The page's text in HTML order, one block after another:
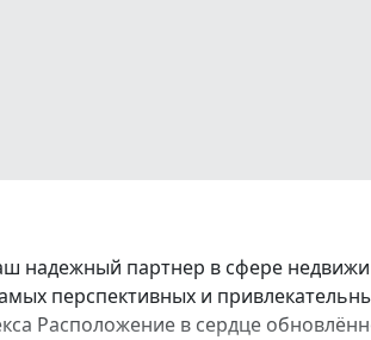
партнер в сфере
перспективных и
Расположение в сердце